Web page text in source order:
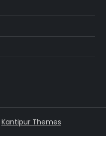
Kantipur Themes